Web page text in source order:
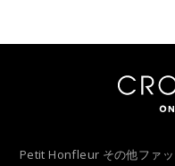
Petit Honfleur その他ファ